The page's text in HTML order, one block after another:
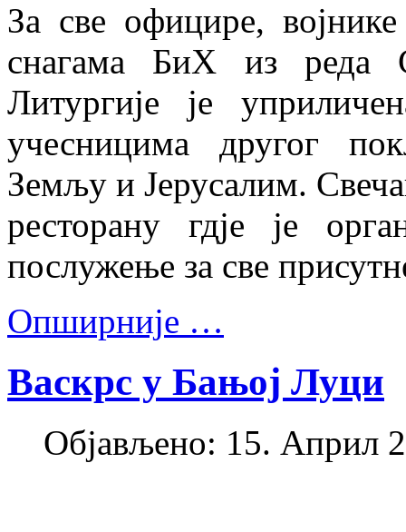
За све официре,
снагама БиХ из реда
Литургије је
учесницима другог
Земљу и Јерусалим.
ресторану гдје је
послужење за све
Опширније …
Васкрс у Бањој Луци
Објављено: 15. Април